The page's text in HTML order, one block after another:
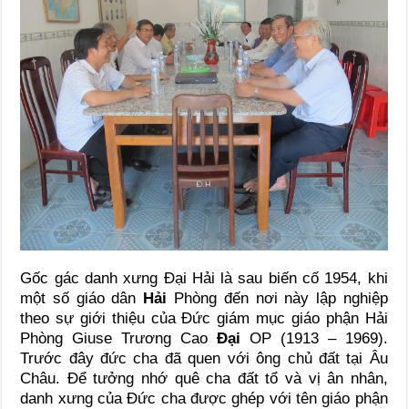
Gốc gác danh xưng Đại Hải là sau biến cố 1954, khi
một số giáo dân Hải Phòng đến nơi này lập nghiệp
theo sự giới thiệu của Đức giám mục giáo phận Hải
Phòng Giuse Trương Cao Đại OP (1913 – 1969).
Trước đây đức cha đã quen với ông chủ đất tại Âu
Châu. Để tưởng nhớ quê cha đất tổ và vị ân nhân,
danh xưng của Đức cha được ghép với tên giáo phận